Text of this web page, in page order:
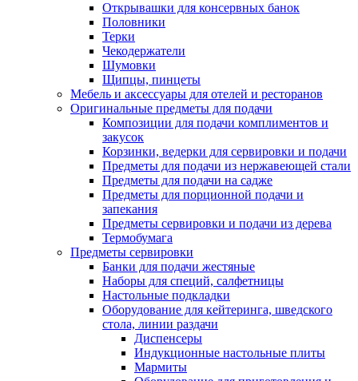
Открывашки для консервных банок
Половники
Терки
Чекодержатели
Шумовки
Щипцы, пинцеты
Мебель и аксессуары для отелей и ресторанов
Оригинальные предметы для подачи
Композиции для подачи комплиментов и
закусок
Корзинки, ведерки для сервировки и подачи
Предметы для подачи из нержавеющей стали
Предметы для подачи на садже
Предметы для порционной подачи и
запекания
Предметы сервировки и подачи из дерева
Термобумага
Предметы сервировки
Банки для подачи жестяные
Наборы для специй, салфетницы
Настольные подкладки
Оборудование для кейтеринга, шведского
стола, линии раздачи
Диспенсеры
Индукционные настольные плиты
Мармиты